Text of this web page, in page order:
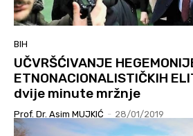
BIH
UČVRŠĆIVANJE
ETNONACIONALISTIČKIH
dvije minute mržnje
Prof. Dr. Asim MUJKIĆ - 28/01/2019